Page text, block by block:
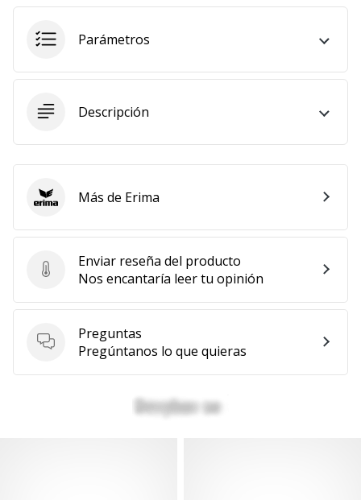
Parámetros
Descripción
Enviar reseña del producto
Enviar reseña del producto
Nos encantaría leer tu opinión
Preguntas
Preguntas
Pregúntanos lo que quieras
ErimaMás de Erima